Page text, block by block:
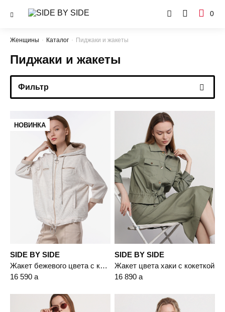
0
Женщины Каталог Пиджаки и жакеты
Пиджаки и жакеты
Фильтр
НОВИНКА
SIDE BY SIDE
Жакет бежевого цвета с капюшоном
16 590 a
SIDE BY SIDE
Жакет цвета хаки с кокеткой
16 890 a